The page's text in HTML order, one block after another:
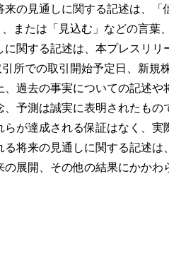
の見通しに関する記述は、「
または「見込む」などの言葉
関する記述は、本プレスリリ
所での取引開始予定日、新規
過去の事実についての記述や
予測は誠実に表明されたも
が達成される保証はなく、実
将来の見通しに関する記述
展開、その他の結果にかかわ